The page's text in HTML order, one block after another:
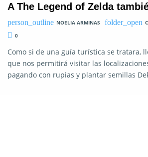
A The Legend of Zelda
NOELIA ARMINAS
0
Como si de una guía turística se tratara,
que nos permitirá visitar las
pagando con rupias y plantar semillas